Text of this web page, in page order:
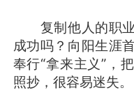
复制他人的职业
成功吗？向阳生涯
奉行“拿来主义”，
照抄，很容易迷失。